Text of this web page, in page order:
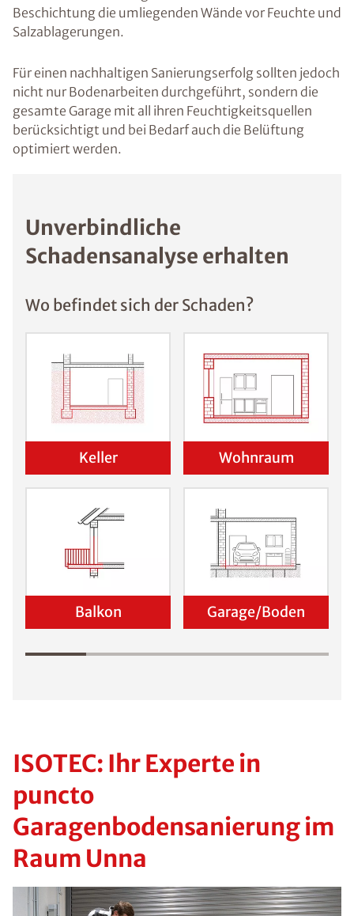
Beschichtung die umliegenden Wände vor Feuchte und
Salzablagerungen.
Für einen nachhaltigen Sanierungserfolg sollten jedoch
nicht nur Bodenarbeiten durchgeführt, sondern die
gesamte Garage mit all ihren Feuchtigkeitsquellen
berücksichtigt und bei Bedarf auch die Belüftung
optimiert werden.
Unverbindliche
Schadensanalyse erhalten
Wo befindet sich der Schaden?
Keller Wohnraum
Balkon Garage/Boden
ISOTEC: Ihr Experte in
puncto
Garagenbodensanierung im
Raum Unna